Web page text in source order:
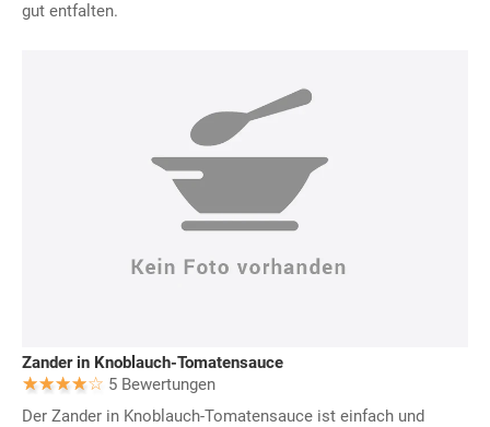
gut entfalten.
Zander in Knoblauch-Tomatensauce
5 Bewertungen
Der Zander in Knoblauch-Tomatensauce ist einfach und